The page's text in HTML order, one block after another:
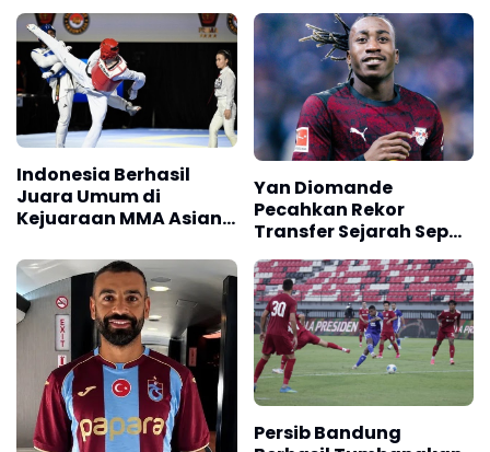
Indonesia Berhasil
Juara Umum di
Kejuaraan MMA Asian
Yan Diomande
Pecahkan Rekor
Transfer Sejarah Sepak
Persib Bandung